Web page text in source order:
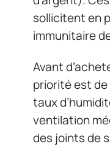
sollicitent en
immunitaire
Avant
priorité est
taux
ventilation
des joints de